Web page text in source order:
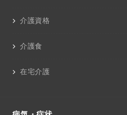
介護資格
介護食
在宅介護